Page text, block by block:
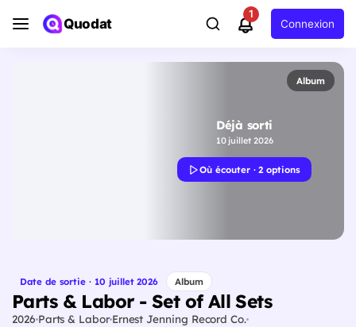
Quodat
1
Connexion
Album
Déjà sorti
10 juillet 2026
Où écouter · 2 options
Date de sortie · 10 juillet 2026 Album
Parts & Labor - Set of All Sets
2026 Parts & LaborErnest Jenning Record Co.